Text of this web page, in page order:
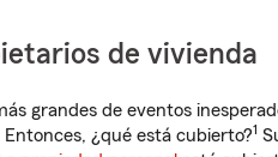
de vivienda
grandes de eventos
¿qué está cubierto?1